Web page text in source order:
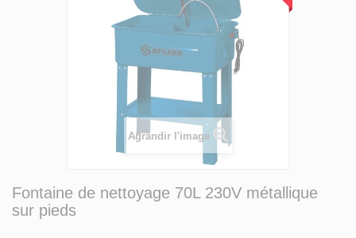
Agrandir l'image
Fontaine de nettoyage 70L 230V métallique
sur pieds